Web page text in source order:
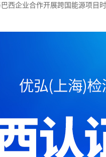
西企业合作开展跨国能源项目